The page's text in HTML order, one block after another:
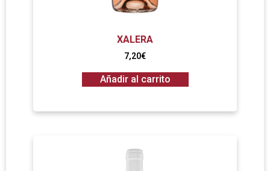
XALERA
7,20€
Añadir al carrito